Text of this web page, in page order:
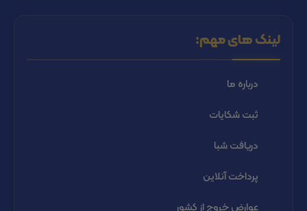
لینک های مهم:
درباره ما
ثبت شكايات
دریافت شبا
پرداخت آنلاین
عوارض خروج از کشور